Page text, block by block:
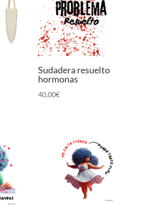
Sudadera resuelto
hormonas
40,00€